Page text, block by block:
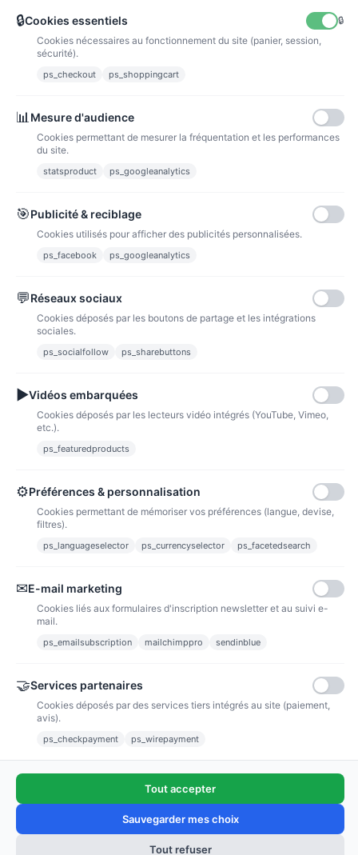
Ajouter au panier
La poste
Paiements sécurisés via paypal et paypal 4 fois sans frais
Fidélité
bons de réductions.
Liens utiles
Notre société
Newsletter
🔒Cookies essentiels
🔒
Cookies nécessaires au fonctionnement du site (panier, session,
sécurité).
ps_checkout ps_shoppingcart
📊 Mesure d'audience
Cookies permettant de mesurer la fréquentation et les performances
du site.
statsproduct ps_googleanalytics
🎯Publicité & reciblage
Cookies utilisés pour afficher des publicités personnalisées.
ps_facebook ps_googleanalytics
💬Réseaux sociaux
Cookies déposés par les boutons de partage et les intégrations
sociales.
ps_socialfollow ps_sharebuttons
▶Vidéos embarquées
Cookies déposés par les lecteurs vidéo intégrés (YouTube, Vimeo,
etc.).
ps_featuredproducts
⚙Préférences & personnalisation
Cookies permettant de mémoriser vos préférences (langue, devise,
filtres).
ps_languageselector ps_currencyselector ps_facetedsearch
✉E-mail marketing
Cookies liés aux formulaires d'inscription newsletter et au suivi e-
mail.
ps_emailsubscription mailchimppro sendinblue
🤝Services partenaires
Cookies déposés par des services tiers intégrés au site (paiement,
avis).
ps_checkpayment ps_wirepayment
Tout accepter
Sauvegarder mes choix
Tout refuser